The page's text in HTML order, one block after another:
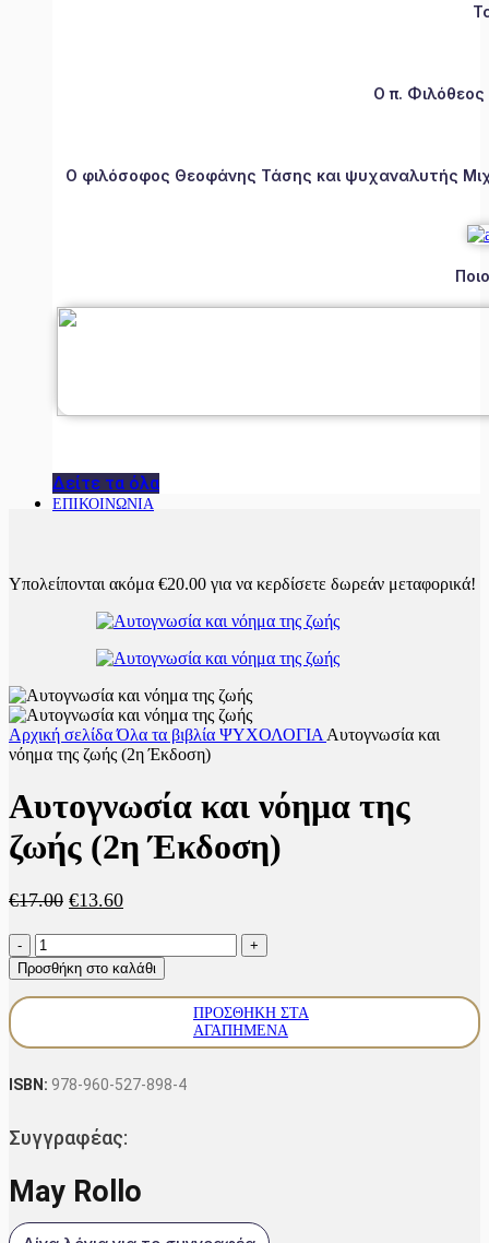
Ο π.
Ο φιλόσοφος Θεοφάνης Τάσης και ψυχαναλυτής
Δείτε τα όλα
ΕΠΙΚΟΙΝΩΝΙΑ
Υπολείπονται ακόμα €20.00 για να κερδίσετε δωρεάν μεταφορικά!
Αρχική σελίδαΌλα τα βιβλία ΨΥΧΟΛΟΓΙΑ Αυτογνωσία και
νόημα της ζωής (2η Έκδοση)
Αυτογνωσία και νόημα της
ζωής (2η Έκδοση)
€17.00 Original
€17.00.
€13.60Η
είναι:
€13.60.
Αυτογνωσία
και
νόημα
της
ποσότητα
Προσθήκη στο καλάθι
ΠΡΟΣΘΉΚΗ ΣΤΑ
ΑΓΑΠΗΜΈΝΑ
ISBN: 978-960-527-898-4
Συγγραφέας:
May Rollo